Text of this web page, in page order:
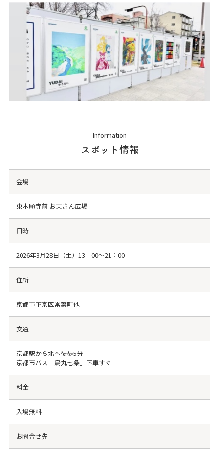
Information
スポット情報
会場
東本願寺前 お東さん広場
日時
2026年3月28日（土）13：00～21：00
住所
京都市下京区常葉町他
交通
京都駅から北へ徒歩5分
京都市バス「烏丸七条」下車すぐ
料金
入場無料
お問合せ先